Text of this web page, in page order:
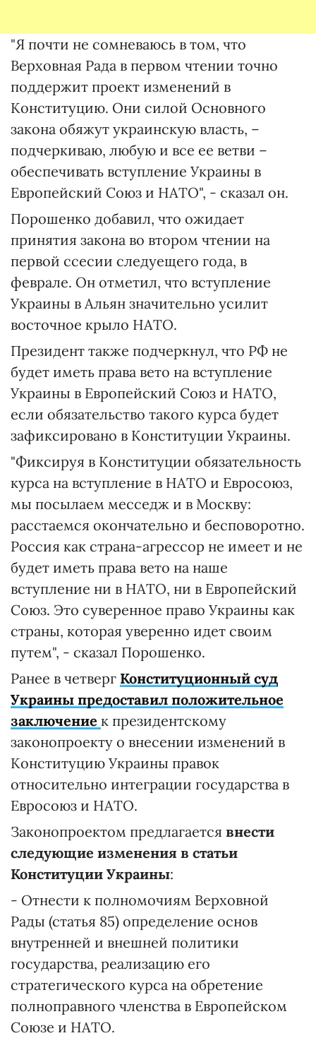
"Я почти не сомневаюсь в том, что
Верховная Рада в первом чтении точно
поддержит проект изменений в
Конституцию. Они силой Основного
закона обяжут украинскую власть, –
подчеркиваю, любую и все ее ветви –
обеспечивать вступление Украины в
Европейский Союз и НАТО", - сказал он.
Порошенко добавил, что ожидает
принятия закона во втором чтении на
первой ссесии следуещего года, в
феврале. Он отметил, что вступление
Украины в Альян значительно усилит
восточное крыло НАТО.
Президент также подчеркнул, что РФ не
будет иметь права вето на вступление
Украины в Европейский Союз и НАТО,
если обязательство такого курса будет
зафиксировано в Конституции Украины.
"Фиксируя в Конституции обязательность
курса на вступление в НАТО и Евросоюз,
мы посылаем месседж и в Москву:
расстаемся окончательно и бесповоротно.
Россия как страна-агрессор не имеет и не
будет иметь права вето на наше
вступление ни в НАТО, ни в Европейский
Союз. Это суверенное право Украины как
страны, которая уверенно идет своим
путем", - сказал Порошенко.
Ранее в четверг Конституционный суд
Украины предоставил положительное
заключение к президентскому
законопроекту о внесении изменений в
Конституцию Украины правок
относительно интеграции государства в
Евросоюз и НАТО.
Законопроектом предлагается внести
следующие изменения в статьи
Конституции Украины:
- Отнести к полномочиям Верховной
Рады (статья 85) определение основ
внутренней и внешней политики
государства, реализацию его
стратегического курса на обретение
полноправного членства в Европейском
Союзе и НАТО.